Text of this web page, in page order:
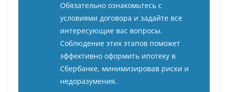
Обязательно ознакомьтесь с
условиями договора и задайте все
интересующие вас вопросы.
Соблюдение этих этапов поможет
эффективно оформить ипотеку в
Сбербанке, минимизировав риски и
недоразумения.